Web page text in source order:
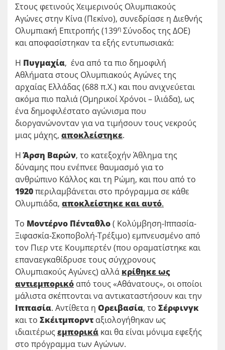
Στους φετινούς Χειμερινούς Ολυμπιακούς
Αγώνες στην Κίνα (Πεκίνο), συνεδρίασε η Διεθνής
Ολυμπιακή Επιτροπής (139η Σύνοδος της ΔΟΕ)
και αποφασίστηκαν τα εξής εντυπωσιακά:
Η Πυγμαχία, ένα από τα πιο δημοφιλή
Αθλήματα στους Ολυμπιακούς Αγώνες της
αρχαίας Ελλάδας (688 π.Χ.) και που ανιχνεύεται
ακόμα πιο παλιά (Ομηρικοί Χρόνοι – Ιλιάδα), ως
ένα δημοφιλέστατο αγώνισμα που
διοργανώνονταν για να τιμήσουν τους νεκρούς
μιας μάχης, αποκλείστηκε.
ΗΆρση Βαρών, το κατεξοχήν Άθλημα της
δύναμης που ενέπνεε θαυμασμό για το
ανθρώπινο Κάλλος και τη Ρώμη, και που από το
1920περιλαμβάνεται στο πρόγραμμα σε κάθε
Ολυμπιάδα, αποκλείστηκε και αυτό.
Το Μοντέρνο Πένταθλο( Κολύμβηση-Ιππασία-
Ξιφασκία-Σκοποβολή-Τρέξιμο) εμπνευσμένο από
τον Πιερ ντε Κουμπερτέν (που οραματίστηκε και
επαναεγκαθίδρυσε τους σύγχρονους
Ολυμπιακούς Αγώνες) αλλά κρίθηκε ως
αντιεμπορικό από τους «Αθάνατους», οι οποίοι
μάλιστα σκέπτονται να αντικαταστήσουν και την
Ιππασία. Αντίθετα η Ορειβασία, το Σέρφινγκ
και το Σκέιτμπορντ αξιολογήθηκαν ως
ιδιαιτέρως εμπορικά και θα είναι μόνιμα εφεξής
στο πρόγραμμα των Αγώνων.